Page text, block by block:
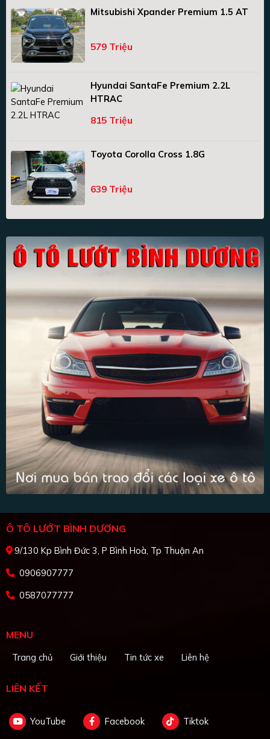
Mitsubishi Xpander Premium 1.5 AT
579 Triệu
Hyundai SantaFe Premium 2.2L
HTRAC
815 Triệu
Toyota Corolla Cross 1.8G
639 Triệu
Ô TÔ LƯỚT BÌNH DƯƠNG
9/130 Kp Bình Đức 3, P Bình Hoà, Tp Thuận An
0906907777
0587077777
MENU
Trang chủ Giới thiệu Tin tức xe Liên hệ
LIÊN KẾT
YouTube Facebook Tiktok